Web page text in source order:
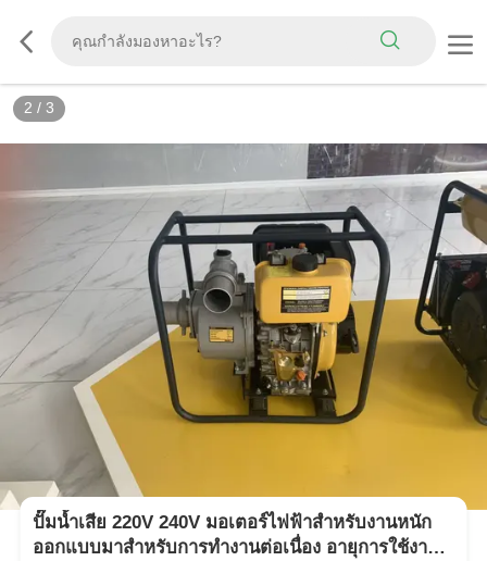
2 / 3
ปั๊มน้ำเสีย 220V 240V มอเตอร์ไฟฟ้าสำหรับงานหนัก
ออกแบบมาสำหรับการทำงานต่อเนื่อง อายุการใช้งาน